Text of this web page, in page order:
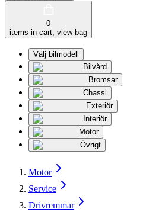
0
items in cart, view bag
Välj bilmodell
Bilvård
Bromsar
Chassi
Exteriör
Interiör
Motor
Övrigt
Motor
Service
Drivremmar